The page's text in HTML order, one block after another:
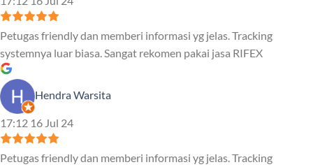
Petugas friendly dan memberi informasi yg jelas. Tracking
systemnya luar biasa. Sangat rekomen pakai jasa RIFEX
Hendra Warsita
17:12 16 Jul 24
Petugas friendly dan memberi informasi yg jelas. Tracking